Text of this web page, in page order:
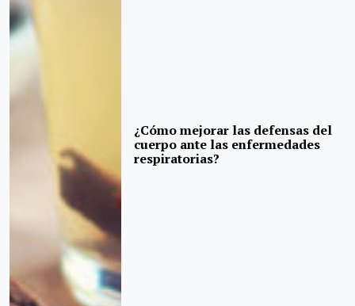
¿Cómo mejorar las defensas del
cuerpo ante las enfermedades
respiratorias?